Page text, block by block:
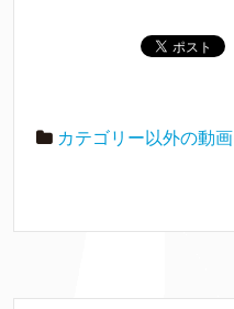
カテゴリー以外の動画